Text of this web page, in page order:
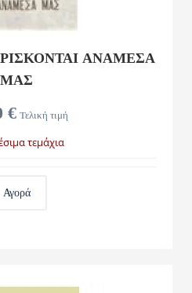
€ Τελική τιμή
ΑΝΑΜΕΣΑ
ΜΑΣ
τεμάχια
Αγορά